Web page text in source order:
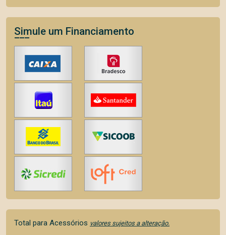
Simule um Financiamento
Total para Acessórios valores sujeitos a alteração.